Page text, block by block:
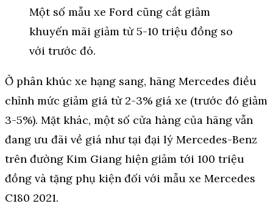
Một số mẫu xe Ford cũng cắt giảm
khuyến mãi giảm từ 5-10 triệu đồng so
với trước đó.
Ở phân khúc xe hạng sang, hãng Mercedes điều
chỉnh mức giảm giá từ 2-3% giá xe (trước đó giảm
3-5%). Mặt khác, một số cửa hàng của hãng vẫn
đang ưu đãi về giá như tại đại lý Mercedes-Benz
trên đường Kim Giang hiện giảm tới 100 triệu
đồng và tặng phụ kiện đối với mẫu xe Mercedes
C180 2021.